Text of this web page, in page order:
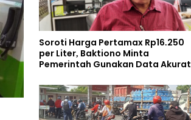
Soroti Harga Pertamax Rp16.250
per Liter, Baktiono Minta
Pemerintah Gunakan Data Akurat